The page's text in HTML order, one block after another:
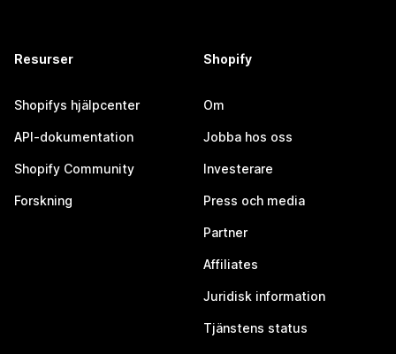
Resurser
Shopifys hjälpcenter
API-dokumentation
Shopify Community
Forskning
Shopify
Om
Jobba hos oss
Investerare
Press och media
Partner
Affiliates
Juridisk information
Tjänstens status